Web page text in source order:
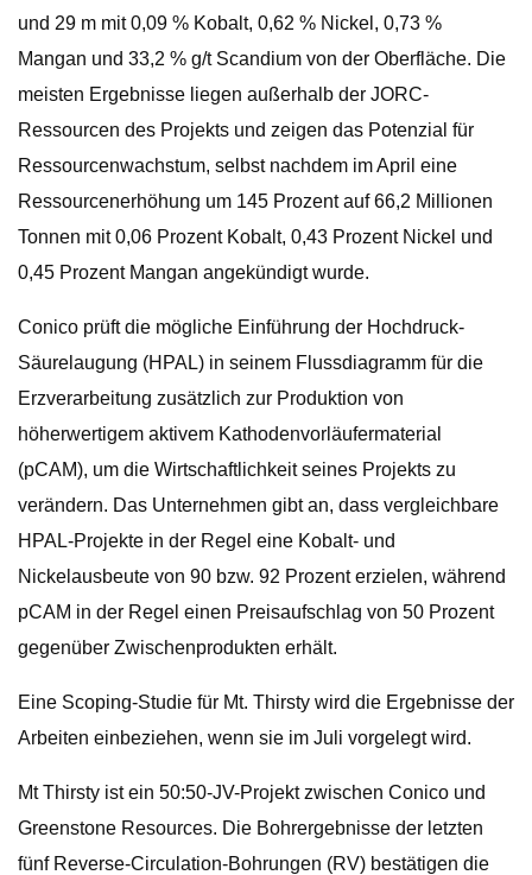
und 29 m mit 0,09 % Kobalt, 0,62 % Nickel, 0,73 %
Mangan und 33,2 % g/t Scandium von der Oberfläche. Die
meisten Ergebnisse liegen außerhalb der JORC-
Ressourcen des Projekts und zeigen das Potenzial für
Ressourcenwachstum, selbst nachdem im April eine
Ressourcenerhöhung um 145 Prozent auf 66,2 Millionen
Tonnen mit 0,06 Prozent Kobalt, 0,43 Prozent Nickel und
0,45 Prozent Mangan angekündigt wurde.
Conico prüft die mögliche Einführung der Hochdruck-
Säurelaugung (HPAL) in seinem Flussdiagramm für die
Erzverarbeitung zusätzlich zur Produktion von
höherwertigem aktivem Kathodenvorläufermaterial
(pCAM), um die Wirtschaftlichkeit seines Projekts zu
verändern. Das Unternehmen gibt an, dass vergleichbare
HPAL-Projekte in der Regel eine Kobalt- und
Nickelausbeute von 90 bzw. 92 Prozent erzielen, während
pCAM in der Regel einen Preisaufschlag von 50 Prozent
gegenüber Zwischenprodukten erhält.
Eine Scoping-Studie für Mt. Thirsty wird die Ergebnisse der
Arbeiten einbeziehen, wenn sie im Juli vorgelegt wird.
Mt Thirsty ist ein 50:50-JV-Projekt zwischen Conico und
Greenstone Resources. Die Bohrergebnisse der letzten
fünf Reverse-Circulation-Bohrungen (RV) bestätigen die